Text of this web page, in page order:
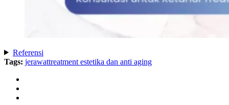
Referensi
Tags: jerawattreatment estetika dan anti aging